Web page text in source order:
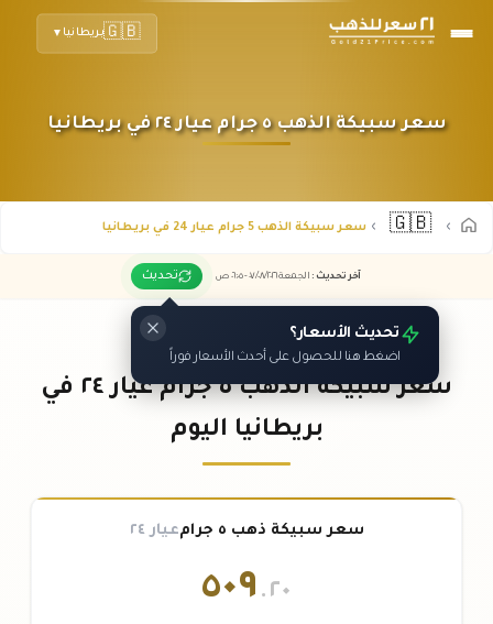
🇬🇧بريطانيا ▼
سعر سبيكة الذهب ٥ جرام عيار ٢٤ في بريطانيا
🇬🇧 سعر سبيكة الذهب 5 جرام عيار 24 في بريطانيا
آخر تحديث : الجمعة ٠٧ /٠٨/٢٠٢٦ - ٠٦:٠٥ ص تحديث
تحديث الأسعار؟
اضغط هنا للحصول على أحدث الأسعار فوراً
سعر سبيكة الذهب ٥ جرام عيار ٢٤ في
بريطانيا اليوم
سعر سبيكة ذهب ٥ جرام عيار ٢٤
٥٠٩ .٢٠